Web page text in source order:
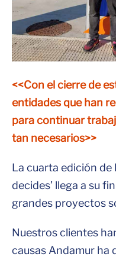
<<Con el cierre de
entidades que han
para continuar
tan necesarios>>
La cuarta edición de
decides’ llega a su
grandes proyectos
Nuestros clientes
causas Andamur ha